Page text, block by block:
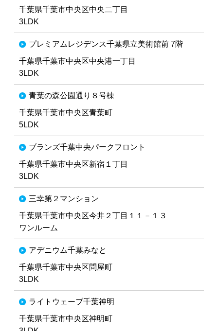
千葉県千葉市中央区中央二丁目
3LDK
プレミアムレジデンス千葉県立美術館前 7階
千葉県千葉市中央区中央港一丁目
3LDK
青葉の森公園通り８号棟
千葉県千葉市中央区青葉町
5LDK
ブランズ千葉中央パークフロント
千葉県千葉市中央区新宿１丁目
3LDK
三幸第２マンション
千葉県千葉市中央区今井２丁目１１－１３
ワンルーム
アデニウム千葉みなと
千葉県千葉市中央区問屋町
3LDK
ライトウェーブ千葉神明
千葉県千葉市中央区神明町